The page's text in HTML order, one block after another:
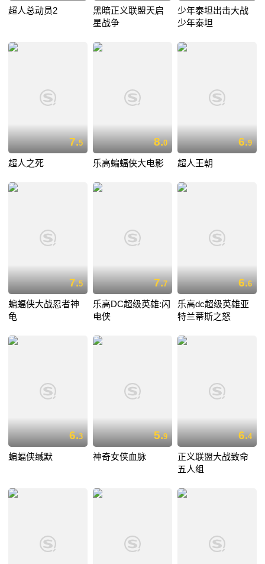
超人总动员2
黑暗正义联盟天启
星战争
少年泰坦出击大战
少年泰坦
7.5
超人之死
8.0
乐高蝙蝠侠大电影
6.9
超人王朝
7.5
蝙蝠侠大战忍者神
龟
7.7
乐高DC超级英雄:闪
电侠
6.6
乐高dc超级英雄亚
特兰蒂斯之怒
6.3
蝙蝠侠缄默
5.9
神奇女侠血脉
6.4
正义联盟大战致命
五人组